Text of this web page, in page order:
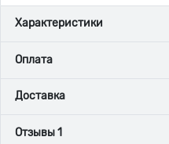
Характеристики
Оплата
Доставка
Отзывы 1